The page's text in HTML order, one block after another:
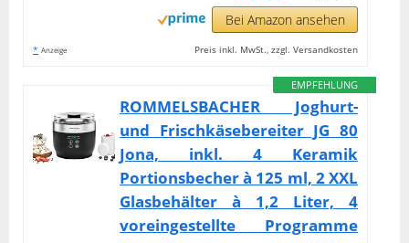
Bei Amazon ansehen
* Anzeige Preis inkl. MwSt., zzgl. Versandkosten
EMPFEHLUNG
ROMMELSBACHER Joghurt-
und Frischkäsebereiter JG 80
Jona, inkl. 4 Keramik
Portionsbecher à 125 ml, 2 XXL
Glasbehälter à 1,2 Liter, 4
voreingestellte Programme